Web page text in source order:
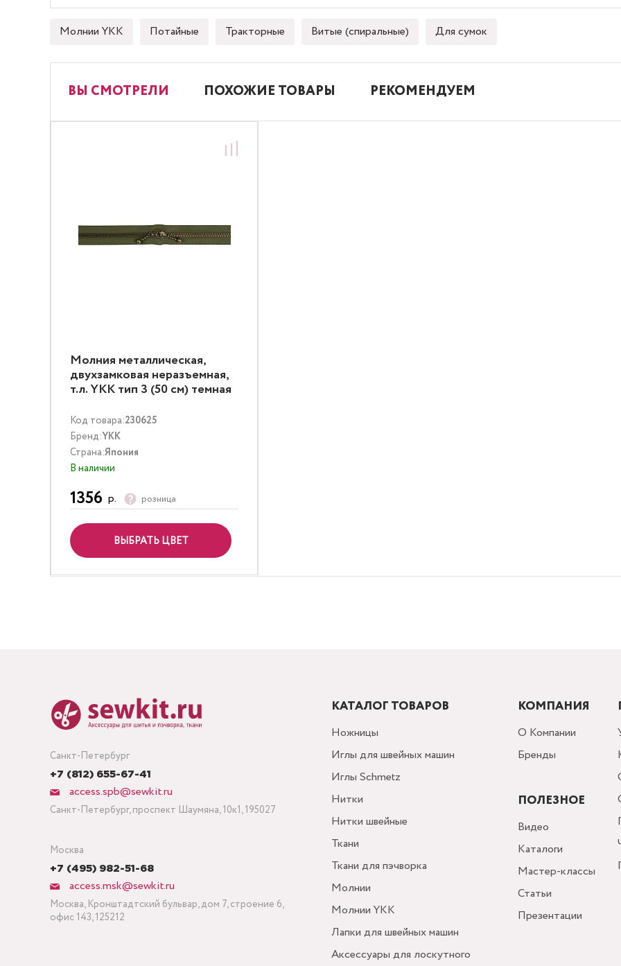
Молнии YKK Потайные Тракторные Витые (спиральные) Для сумок
ВЫ СМОТРЕЛИ ПОХОЖИЕ ТОВАРЫ РЕКОМЕНДУЕМ
Молния металлическая,
двухзамковая неразъемная,
т.л. YKK тип 3 (50 см) темная
Код товара:230625
Бренд:YKK
Страна:Япония
В наличии
1356 р. розница
ВЫБРАТЬ ЦВЕТ
Санкт-Петербург
+7 (812) 655-67-41
access.spb@sewkit.ru
Санкт-Петербург, проспект Шаумяна, 10к1, 195027
Москва
+7 (495) 982-51-68
access.msk@sewkit.ru
Москва, Кронштадтский бульвар, дом 7, строение 6,
офис 143, 125212
КАТАЛОГ ТОВАРОВ
Ножницы
Иглы для швейных машин
Иглы Schmetz
Нитки
Нитки швейные
Ткани
Ткани для пэчворка
Молнии
Молнии YKK
Лапки для швейных машин
Аксессуары для лоскутного
КОМПАНИЯ
О Компании
Бренды
ПОЛЕЗНОЕ
Видео
Каталоги
Мастер-классы
Статьи
Презентации